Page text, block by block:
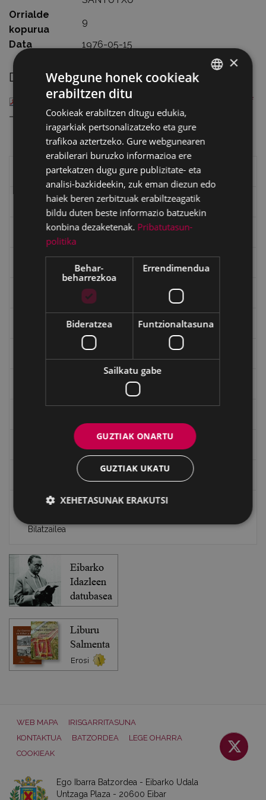
Orrialde
kopurua
9
Data
1976-05-15
Deskargatu
1006_EUSKAL-KANTEN-JAIALDIA-SANTUTXUN.pdf
— PDF document, 1.06 MB (1110673 bytes)
Eibarko liburuak
eta kitto
"Eibar" rebista sarean
Goi Argi aldizkaria
Kultura egitaraua
Txostenak eta dokumentuak
Eibarko Bideoteka
Eibarko Fonoteka
Eibarko Idazlanen Datu-basea
Bilatzailea
WEB MAPA
IRISGARRITASUNA
KONTAKTUA
BATZORDEA
LEGE OHARRA
COOKIEAK
Ego Ibarra Batzordea - Eibarko Udala
Untzaga Plaza - 20600 Eibar
×
Webgune honek cookieak
erabiltzen ditu
Cookieak erabiltzen ditugu edukia,
iragarkiak pertsonalizatzeko eta gure
trafikoa aztertzeko. Gure webgunearen
erabilerari buruzko informazioa ere
partekatzen dugu gure publizitate- eta
analisi-bazkideekin, zuk eman diezun edo
haiek beren zerbitzuak erabiltzeagatik
bildu duten beste informazio batzuekin
konbina dezaketenak. Pribatutasun-
politika
Behar-
beharrezkoa
Errendimendua
Bideratzea Funtzionaltasuna
Sailkatu gabe
GUZTIAK ONARTU
GUZTIAK UKATU
XEHETASUNAK ERAKUTSI